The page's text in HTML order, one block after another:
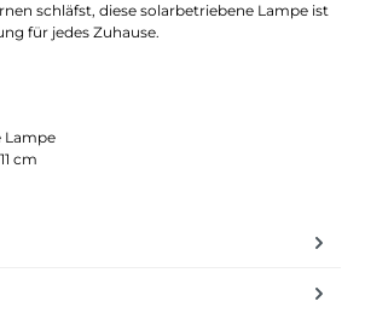
schläfst, diese solarbetriebene Lampe ist
für jedes Zuhause.
Lampe
cm